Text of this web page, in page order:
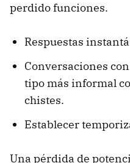
perdido funciones.
Respuestas
Conversaciones
tipo más informal
chistes.
Establecer
Una pérdida de